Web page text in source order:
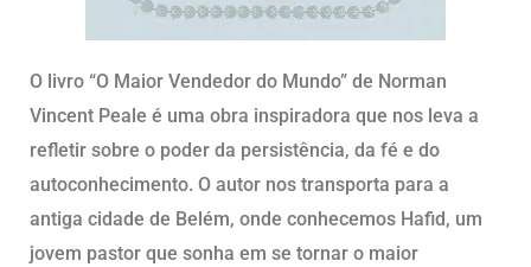
O livro “O Maior Vendedor do Mundo” de Norman
Vincent Peale é uma obra inspiradora que nos leva a
refletir sobre o poder da persistência, da fé e do
autoconhecimento. O autor nos transporta para a
antiga cidade de Belém, onde conhecemos Hafid, um
jovem pastor que sonha em se tornar o maior